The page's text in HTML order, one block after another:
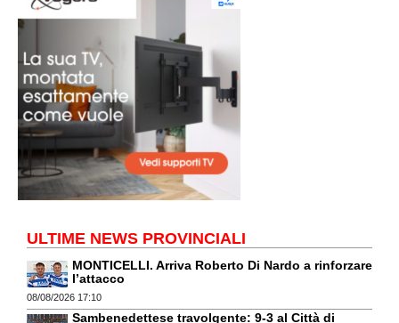
ULTIME NEWS PROVINCIALI
MONTICELLI. Arriva Roberto Di Nardo a rinforzare
l’attacco
08/08/2026 17:10
Sambenedettese travolgente: 9-3 al Città di